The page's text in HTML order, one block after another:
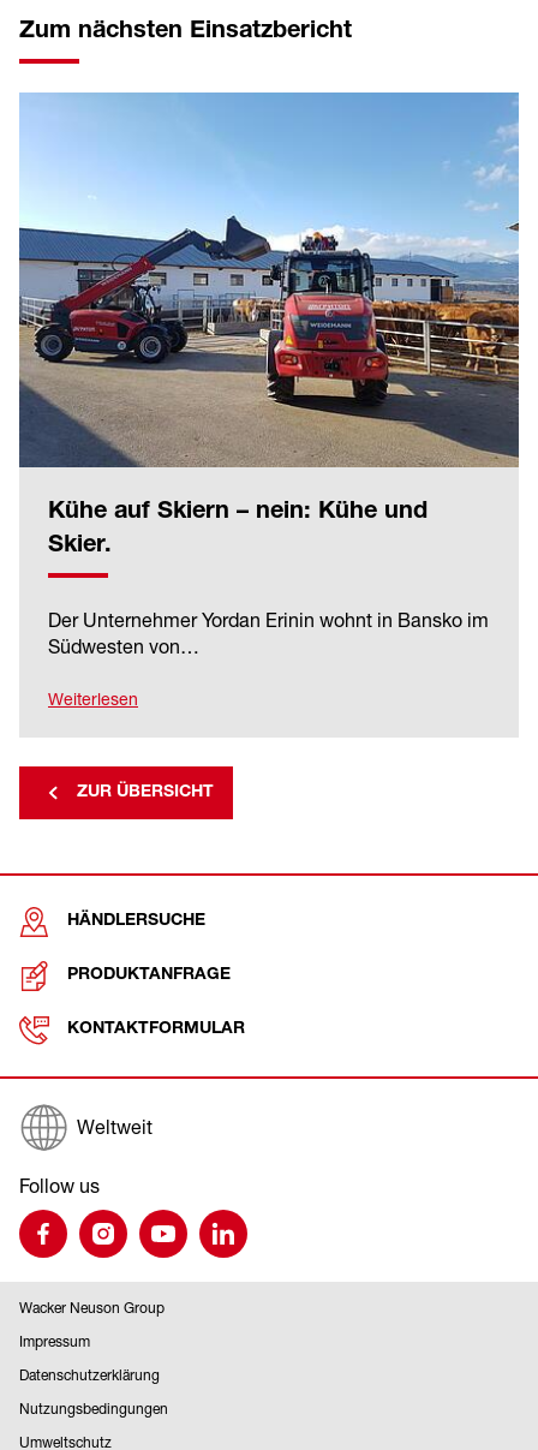
Zum nächsten Einsatzbericht
Kühe auf Skiern – nein: Kühe und
Skier.
Der Unternehmer Yordan Erinin wohnt in Bansko im
Südwesten von…
Weiterlesen
ZUR ÜBERSICHT
HÄNDLERSUCHE
PRODUKTANFRAGE
KONTAKTFORMULAR
Weltweit
Follow us
Wacker Neuson Group
Impressum
Datenschutzerklärung
Nutzungsbedingungen
Umweltschutz